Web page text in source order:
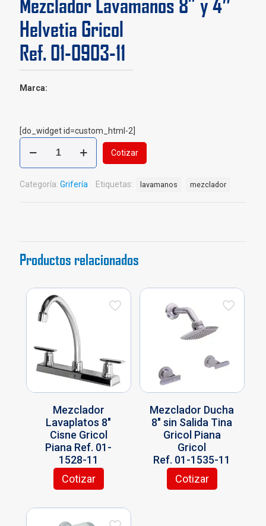
Helvetia Gricol
Ref. 01-0903-11
Marca:
[do_widget id=custom_html-2]
Mezclador
Lavamanos
8”
y
0903-
11
Cotizar
Categoría: Grifería Etiquetas: lavamanos mezclador
Productos relacionados
Mezclador
Lavaplatos 8″
Cisne Gricol
Piana Ref. 01-
1528-11
Cotizar
Mezclador Ducha
8″ sin Salida Tina
Gricol Piana
Gricol
Ref. 01-1535-11
Cotizar